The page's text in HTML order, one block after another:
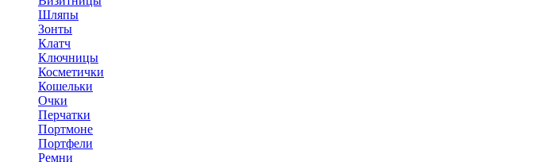
Шляпы
Зонты
Клатч
Ключницы
Косметички
Кошельки
Очки
Перчатки
Портмоне
Портфели
Ремни